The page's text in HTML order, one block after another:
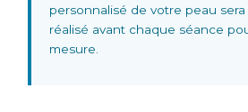
personnalisé de votre peau
réalisé avant chaque séance
mesure.